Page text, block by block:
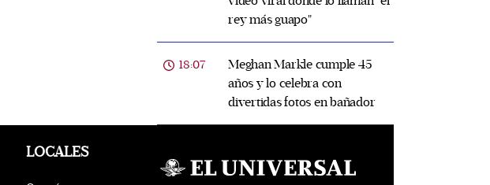
rey más guapo"
18:07
Meghan Markle cumple 45
años y lo celebra con
divertidas fotos en bañador
LOCALES